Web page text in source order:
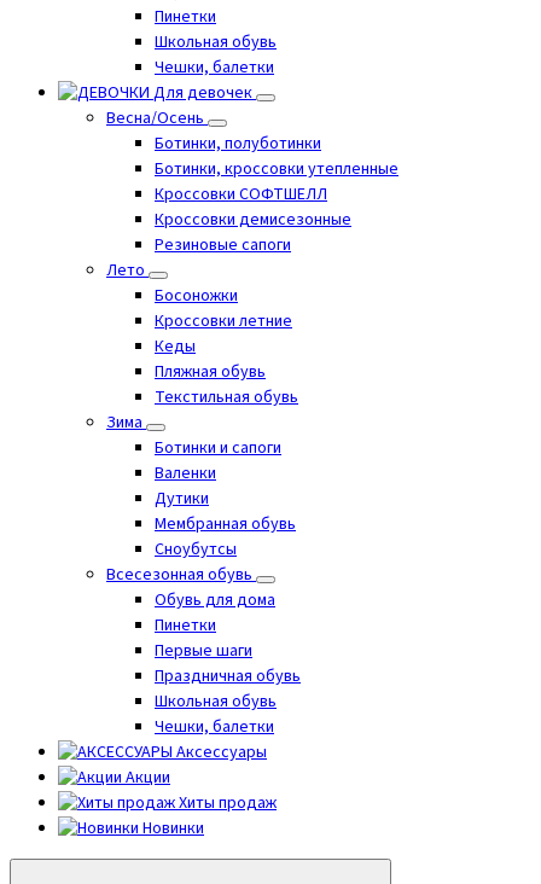
Пинетки
Школьная обувь
Чешки, балетки
Для девочек
Весна/Осень
Ботинки, полуботинки
Ботинки, кроссовки утепленные
Кроссовки СОФТШЕЛЛ
Кроссовки демисезонные
Резиновые сапоги
Лето
Босоножки
Кроссовки летние
Кеды
Пляжная обувь
Текстильная обувь
Зима
Ботинки и сапоги
Валенки
Дутики
Мембранная обувь
Сноубутсы
Всесезонная обувь
Обувь для дома
Пинетки
Первые шаги
Праздничная обувь
Школьная обувь
Чешки, балетки
Аксессуары
Акции
Хиты продаж
Новинки